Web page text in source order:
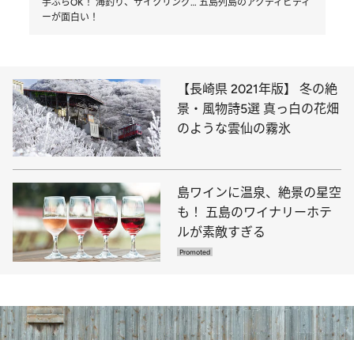
手ぶらOK！ 海釣り、サイクリング… 五島列島のアクティビティ
ーが面白い！
【長崎県 2021年版】 冬の絶
景・風物詩5選 真っ白の花畑
のような雲仙の霧氷
島ワインに温泉、絶景の星空
も！ 五島のワイナリーホテ
ルが素敵すぎる